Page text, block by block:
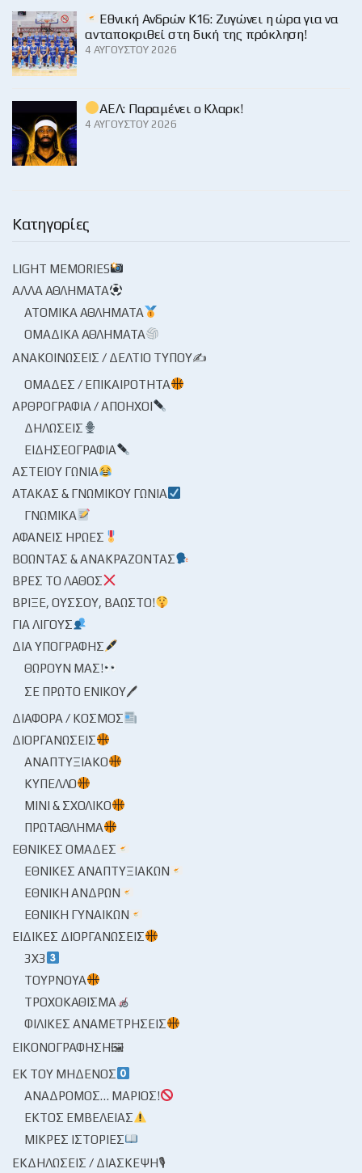
Εθνική Ανδρών Κ16: Ζυγώνει η ώρα για να
ανταποκριθεί στη δική της πρόκληση!
4 ΑΥΓΟΎΣΤΟΥ 2026
ΑΕΛ: Παραμένει ο Κλαρκ!
4 ΑΥΓΟΎΣΤΟΥ 2026
Κατηγορίες
LIGHT MEMORIES
ΆΛΛΑ ΑΘΛΉΜΑΤΑ
ΑΤΟΜΙΚΆ ΑΘΛΉΜΑΤΑ
ΟΜΑΔΙΚΆ ΑΘΛΉΜΑΤΑ
ΑΝΑΚΟΙΝΏΣΕΙΣ / ΔΕΛΤΊΟ ΤΎΠΟΥ✍
ΟΜΆΔΕΣ / ΕΠΙΚΑΙΡΌΤΗΤΑ
ΑΡΘΡΟΓΡΑΦΊΑ / ΑΠΌΗΧΟΙ
ΔΗΛΏΣΕΙΣ
ΕΙΔΗΣΕΟΓΡΑΦΊΑ
ΑΣΤΕΊΟΥ ΓΩΝΊΑ
ΑΤΆΚΑΣ & ΓΝΩΜΙΚΟΎ ΓΩΝΊΑ
ΓΝΩΜΙΚΆ
ΑΦΑΝΕΊΣ ΉΡΩΕΣ
ΒΟΏΝΤΑΣ & ΑΝΑΚΡΆΖΟΝΤΑΣ
ΒΡΕΣ ΤΟ ΛΆΘΟΣ
ΒΡΊΞΕ, ΟΎΣΣΟΥ, ΒΆΩΣΤΟ!
ΓΙΑ ΛΊΓΟΥΣ
ΔΙΑ ΥΠΟΓΡΑΦΉΣ
ΘΩΡΟΎΝ ΜΑΣ!
ΣΕ ΠΡΏΤΟ ΕΝΙΚΟΎ🖊
ΔΙΆΦΟΡΑ / ΚΌΣΜΟΣ
ΔΙΟΡΓΑΝΏΣΕΙΣ
ΑΝΑΠΤΥΞΙΑΚΌ
ΚΎΠΕΛΛΟ
ΜΊΝΙ & ΣΧΟΛΙΚΌ
ΠΡΩΤΆΘΛΗΜΑ
ΕΘΝΙΚΈΣ ΟΜΆΔΕΣ
ΕΘΝΙΚΈΣ ΑΝΑΠΤΥΞΙΑΚΏΝ
ΕΘΝΙΚΉ ΑΝΔΡΏΝ
ΕΘΝΙΚΉ ΓΥΝΑΙΚΏΝ
ΕΙΔΙΚΈΣ ΔΙΟΡΓΑΝΏΣΕΙΣ
3X3
ΤΟΥΡΝΟΥΆ
ΤΡΟΧΟΚΆΘΙΣΜΑ
ΦΙΛΙΚΈΣ ΑΝΑΜΕΤΡΉΣΕΙΣ
ΕΙΚΟΝΟΓΡΆΦΗΣΗ🖼
ΕΚ ΤΟΥ ΜΗΔΕΝΌΣ
ΑΝΆΔΡΟΜΟΣ… ΜΆΡΙΟΣ!
ΕΚΤΌΣ ΕΜΒΈΛΕΙΑΣ
ΜΙΚΡΈΣ ΙΣΤΟΡΊΕΣ
ΕΚΔΗΛΏΣΕΙΣ / ΔΙΆΣΚΕΨΗ🎙